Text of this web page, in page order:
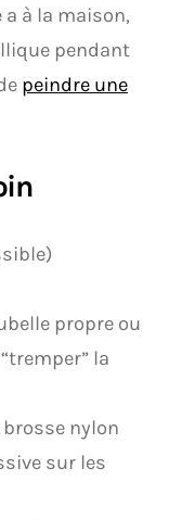
à la maison,
pendant
peindre une
propre ou
la
brosse nylon
sur les